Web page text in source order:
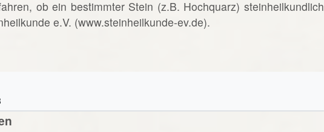
ob ein bestimmter Stein (z.B. Hochquarz) steinheilkundlich
e.V. (www.steinheilkunde-ev.de).